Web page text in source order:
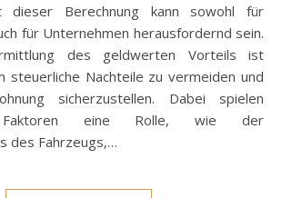
dieser Berechnung kann sowohl für
für Unternehmen herausfordernd sein.
des geldwerten Vorteils ist
steuerliche Nachteile zu vermeiden und
sicherzustellen. Dabei spielen
Faktoren eine Rolle, wie der
des Fahrzeugs,…